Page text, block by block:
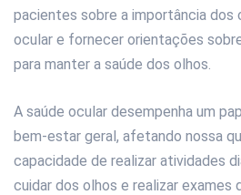
pacientes sobre a importância dos
ocular e fornecer orientações
para manter a saúde dos olhos.
A saúde ocular desempenha um
bem-estar geral, afetando nossa
capacidade de realizar atividades
cuidar dos olhos e realizar exames